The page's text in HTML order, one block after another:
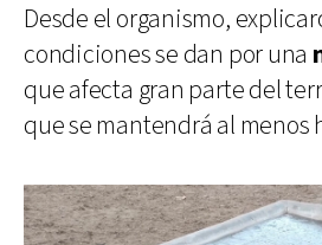
Desde el organismo,
condiciones se dan por una
que afecta gran parte del
que se mantendrá al menos